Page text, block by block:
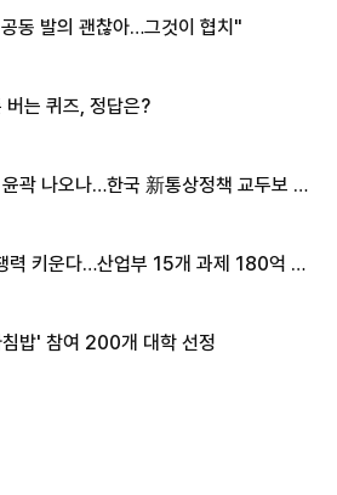
동 발의 괜찮아…그것이 협치"
는 퀴즈, 정답은?
곽 나오나…한국 新통상정책 교두보 활
력 키운다…산업부 15개 과제 180억 지
밥' 참여 200개 대학 선정